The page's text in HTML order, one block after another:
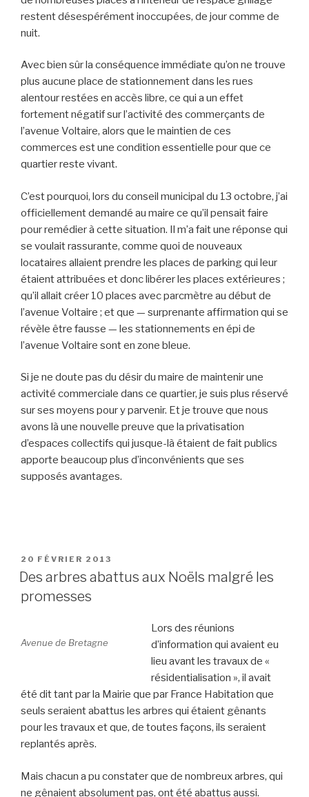
restent désespérément inoccupées, de jour comme de
nuit.
Avec bien sûr la conséquence immédiate qu’on ne trouve
plus aucune place de stationnement dans les rues
alentour restées en accès libre, ce qui a un effet
fortement négatif sur l’activité des commerçants de
l’avenue Voltaire, alors que le maintien de ces
commerces est une condition essentielle pour que ce
quartier reste vivant.
C’est pourquoi, lors du conseil municipal du 13 octobre, j’ai
officiellement demandé au maire ce qu’il pensait faire
pour remédier à cette situation. Il m’a fait une réponse qui
se voulait rassurante, comme quoi de nouveaux
locataires allaient prendre les places de parking qui leur
étaient attribuées et donc libérer les places extérieures ;
qu’il allait créer 10 places avec parcmètre au début de
l’avenue Voltaire ; et que — surprenante affirmation qui se
révèle être fausse — les stationnements en épi de
l’avenue Voltaire sont en zone bleue.
Si je ne doute pas du désir du maire de maintenir une
activité commerciale dans ce quartier, je suis plus réservé
sur ses moyens pour y parvenir. Et je trouve que nous
avons là une nouvelle preuve que la privatisation
d’espaces collectifs qui jusque-là étaient de fait publics
apporte beaucoup plus d’inconvénients que ses
supposés avantages.
PUBLIÉ
LE
20 FÉVRIER 2013
Des arbres abattus aux Noëls malgré les
promesses
Avenue de Bretagne
Lors des réunions
d’information qui avaient eu
lieu avant les travaux de «
résidentialisation », il avait
été dit tant par la Mairie que par France Habitation que
seuls seraient abattus les arbres qui étaient gênants
pour les travaux et que, de toutes façons, ils seraient
replantés après.
Mais chacun a pu constater que de nombreux arbres, qui
ne gênaient absolument pas, ont été abattus aussi.